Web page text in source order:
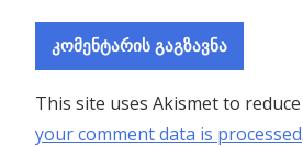
This site uses Akismet to reduce
your comment data is processed.